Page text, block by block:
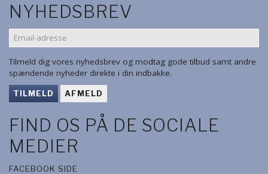
NYHEDSBREV
EMAIL-
ADRESSE
Tilmeld dig vores nyhedsbrev og modtag gode tilbud samt andre
spændende nyheder direkte i din indbakke.
TILMELD AFMELD
FIND OS PÅ DE SOCIALE
MEDIER
FACEBOOK SIDE